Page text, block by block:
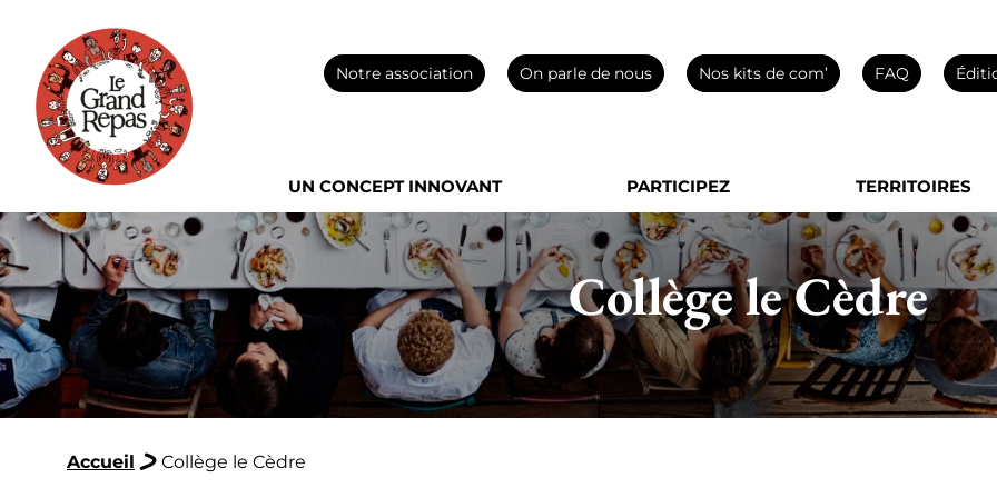
Notre association On parle de nous Nos kits de com’ FAQ
UN CONCEPT INNOVANT PARTICIPEZ TERRITOIRES
Collège le Cèdre
Accueil Collège le Cèdre